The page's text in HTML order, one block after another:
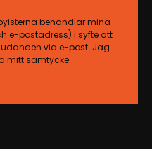
behandlar mina
e-postadress) i syfte att
via e-post. Jag
mitt samtycke.